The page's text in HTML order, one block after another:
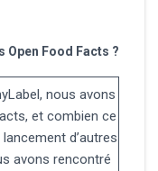
Food Facts ?
nous avons
et combien ce
d’autres
avons rencontré